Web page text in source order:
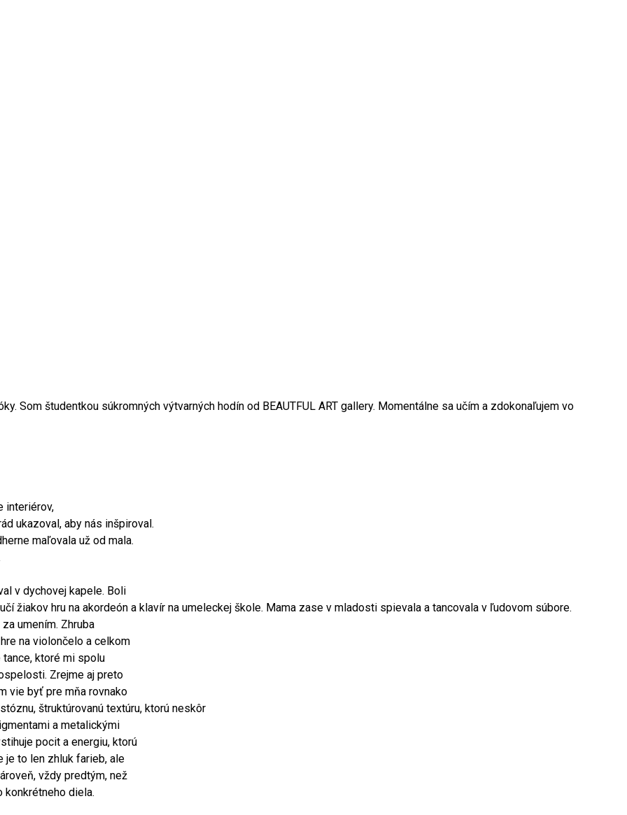
Som študentkou súkromných výtvarných hodín od BEAUTFUL ART gallery. Momentálne sa učím a zdokonaľujem vo
interiérov,
ukazoval, aby nás inšpiroval.
maľovala už od mala.
v dychovej kapele. Boli
žiakov hru na akordeón a klavír na umeleckej škole. Mama zase v mladosti spievala a tancovala v ľudovom súbore.
umením. Zhruba
na violončelo a celkom
ktoré mi spolu
Zrejme aj preto
vie byť pre mňa rovnako
štruktúrovanú textúru, ktorú neskôr
a metalickými
pocit a energiu, ktorú
je to len zhluk farieb, ale
vždy predtým, než
konkrétneho diela.